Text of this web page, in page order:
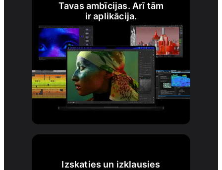
Tavas ambīcijas. Arī tām
ir aplikācija.
Izskaties un izklausies